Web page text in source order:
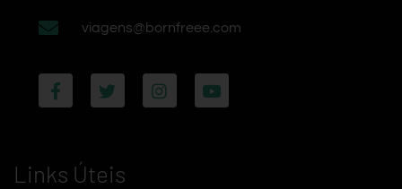
viagens@bornfreee.com
Links Úteis